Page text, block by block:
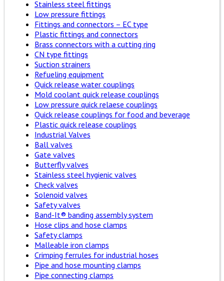
Stainless steel fittings
Low pressure fittings
Fittings and connectors – EC type
Plastic fittings and connectors
Brass connectors with a cutting ring
CN type fittings
Suction strainers
Refueling equipment
Quick release water couplings
Mold coolant quick release couplings
Low pressure quick relaese couplings
Quick release couplings for food and beverage
Plastic quick release couplings
Industrial Valves
Ball valves
Gate valves
Butterfly valves
Stainless steel hygienic valves
Check valves
Solenoid valves
Safety valves
Band-It® banding assembly system
Hose clips and hose clamps
Safety clamps
Malleable iron clamps
Crimping ferrules for industrial hoses
Pipe and hose mounting clamps
Pipe connecting clamps